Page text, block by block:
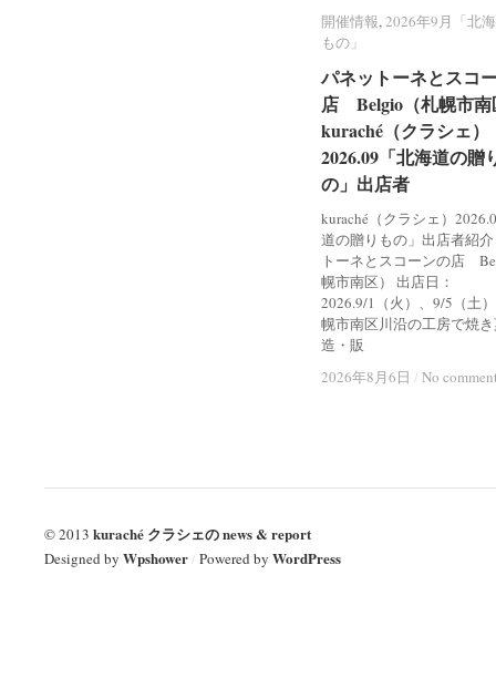
開催情報,2026年9月「北
もの」
パネットーネとスコ
店 Belgio（札幌市南
kuraché（クラシェ）
2026.09「北海道の贈
の」出店者
kuraché（クラシェ）
道の贈りもの」出店者紹
トーネとスコーンの店
幌市南区） 出店日：
2026.9/1（火）、9/5（土
幌市南区川沿の工房で焼
造・販
2026年8月6日 / No
開催情報 2026年9月「北
もの」
パネットーネとスコ
店 Belgio（札幌市南
kuraché（クラシェ）
2026.09「北海道の贈
の」出店者
2026年8月6日 / No
© 2013 kuraché クラシェの news & report
Designed by Wpshower/ Powered by WordPress